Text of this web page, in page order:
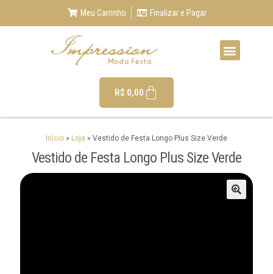
Meu Carrinho Finalizar e Pagar
R$ 0,00
Início » Loja » Vestido de Festa Longo Plus Size Verde
Vestido de Festa Longo Plus Size Verde